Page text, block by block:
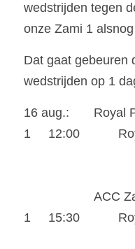
wedstrijden tegen
onze Zami 1
Dat gaat gebeuren
wedstrijden op 1
16 aug.:       Royal
1     12:00
1     15:30